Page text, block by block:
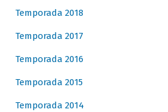
Temporada 2018
Temporada 2017
Temporada 2016
Temporada 2015
Temporada 2014